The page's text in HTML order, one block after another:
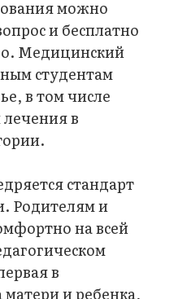
можно
и бесплатно
Медицинский
студентам
в том числе
в
стандарт
Родителям и
на всей
в
матери и ребенка,